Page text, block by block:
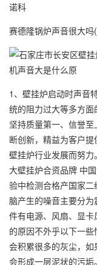
诺科
赛德隆锅炉声音很大
1、壁挂炉启动时声音
统的阻力过大等多方
坚持质量第一、信誉
断创新，精益为客户
壁挂炉行业发展而努
大壁挂炉合资品牌 中
验中检测合格产国家
脑产生的噪音主要分
件有电源、风扇、显
的原因不外乎以下一
会积累很多的灰尘，
会形成一层泥状的污